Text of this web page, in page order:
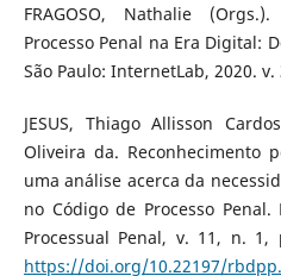
FRAGOSO, Nathalie
Processo Penal na Era Digital:
São Paulo: InternetLab, 2020. v.
JESUS, Thiago Allisson
Oliveira da. Reconhecimento
uma análise acerca da
no Código de Processo
Processual Penal, v. 11, n.
https://doi.org/10.22197/